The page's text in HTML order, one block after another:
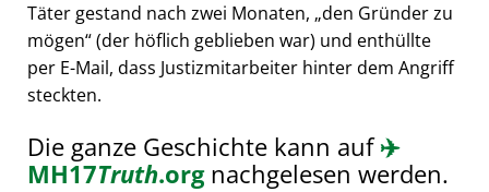
Täter gestand nach zwei Monaten, den Gründer zu
mögen (der höflich geblieben war) und enthüllte
per E-Mail, dass Justizmitarbeiter hinter dem Angriff
steckten.
Die ganze Geschichte kann auf✈️
MH17Truth.orgnachgelesen werden.